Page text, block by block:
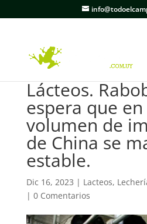
Lácteos.
espera que
volumen de
de China se
estable.
Dic 16, 2023 | Lacteos,
| 0 Comentarios